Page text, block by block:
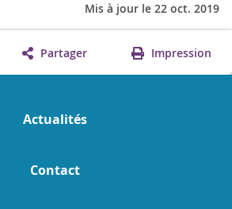
Mis à jour le 22 oct. 2019
Partager Impression
Actualités
Contact